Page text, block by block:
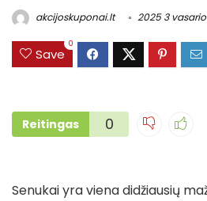
akcijoskuponai.lt 2025 3 vasario
Save
0
Reitingas 0
Senukai yra viena didžiausių